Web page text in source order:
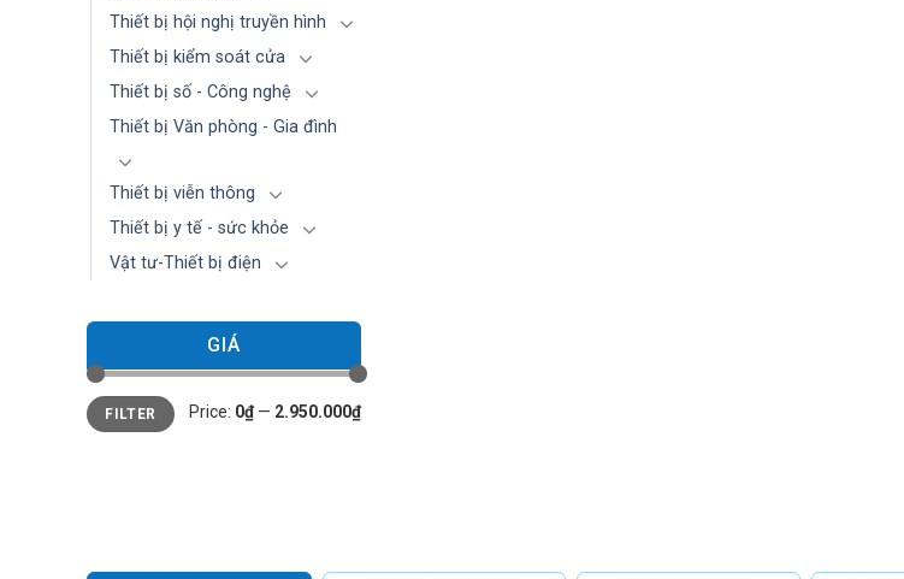
Thiết bị hội nghị truyền hình
Thiết bị kiểm soát cửa
Thiết bị số - Công nghệ
Thiết bị Văn phòng - Gia đình
Thiết bị viễn thông
Thiết bị y tế - sức khỏe
Vật tư-Thiết bị điện
GIÁ
Min
price
Max
priceFILTER Price: 0₫ — 2.950.000₫